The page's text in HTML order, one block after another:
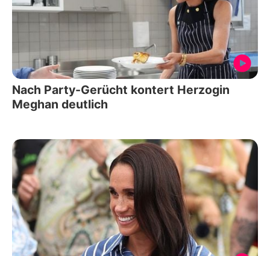
Nach Party-Gerücht kontert Herzogin
Meghan deutlich